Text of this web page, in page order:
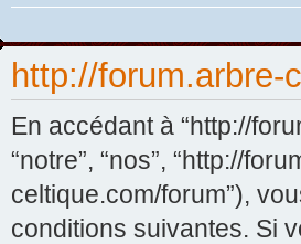
http://forum.arbre-
En accédant à “http://
“notre”, “nos”, “http://
celtique.com/forum”),
conditions suivantes. Si